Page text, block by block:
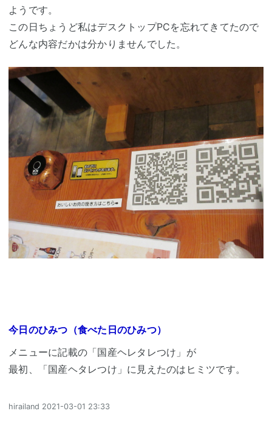
ようです。
この日ちょうど私はデスクトップPCを忘れてきてたので
どんな内容だかは分かりませんでした。
今日のひみつ（食べた日のひみつ）
メニューに記載の「国産ヘレタレつけ」が
最初、「国産ヘタレつけ」に見えたのはヒミツです。
hirailand 2021-03-01 23:33